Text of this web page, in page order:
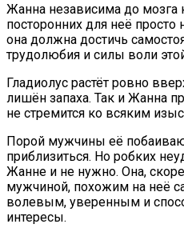
Жанна независима до мозга
посторонних для неё
она должна достичь
трудолюбия и силы воли
Гладиолус растёт ровно
лишён запаха. Так и Жанна
не стремится ко всяким
Порой мужчины её
приблизиться. Но робких
Жанне и не нужно. Она,
мужчиной, похожим на неё
волевым, уверенным и
интересы.